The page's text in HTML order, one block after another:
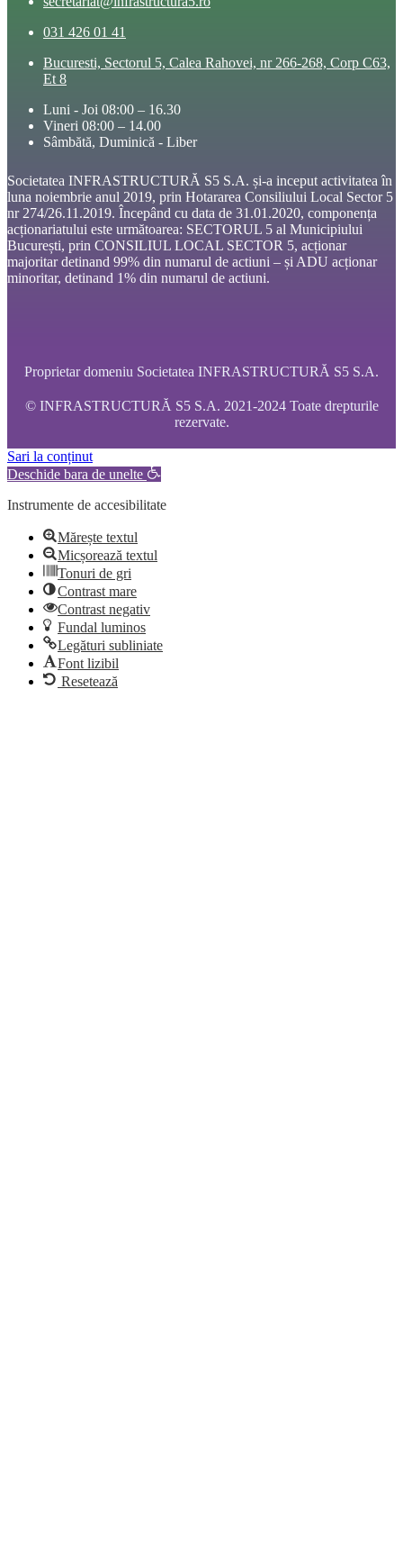
031 426 01 41
Bucuresti, Sectorul 5, Calea Rahovei, nr 266-268, Corp C63,
Et 8
Luni - Joi 08:00 – 16.30
Vineri 08:00 – 14.00
Sâmbătă, Duminică - Liber
Societatea INFRASTRUCTURĂ S5 S.A. și-a inceput activitatea în
luna noiembrie anul 2019, prin Hotararea Consiliului Local Sector 5
nr 274/26.11.2019. Începând cu data de 31.01.2020, componența
acționariatului este următoarea: SECTORUL 5 al Municipiului
București, prin CONSILIUL LOCAL SECTOR 5, acționar
majoritar detinand 99% din numarul de actiuni – și ADU acționar
minoritar, detinand 1% din numarul de actiuni.
Proprietar domeniu Societatea INFRASTRUCTURĂ S5 S.A.
© INFRASTRUCTURĂ S5 S.A. 2021-2024 Toate drepturile
rezervate.
Sari la conținut
Deschide bara de unelte
Instrumente de accesibilitate
Mărește textul
Micșorează textul
Tonuri de gri
Contrast mare
Contrast negativ
Fundal luminos
Legături subliniate
Font lizibil
Resetează